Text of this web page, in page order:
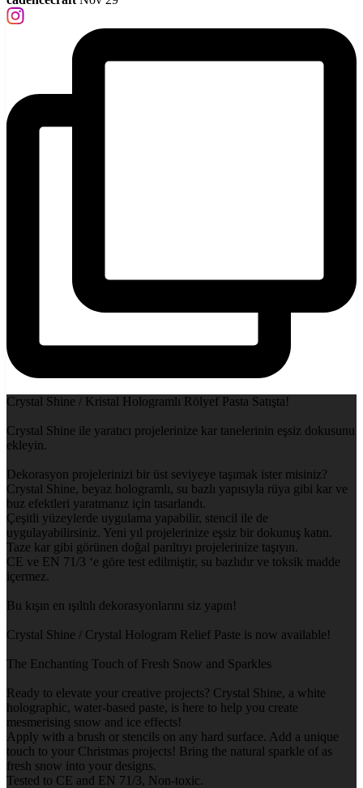
Crystal Shine / Kristal Hologramlı Rölyef Pasta Satışta!
Crystal Shine ile yaratıcı projelerinize kar tanelerinin eşsiz dokusunu
ekleyin.
Dekorasyon projelerinizi bir üst seviyeye taşımak ister misiniz?
Crystal Shine, beyaz hologramlı, su bazlı yapısıyla rüya gibi kar ve
buz efektleri yaratmanız için tasarlandı.
Çeşitli yüzeylerde uygulama yapabilir, stencil ile de
uygulayabilirsiniz. Yeni yıl projelerinize eşsiz bir dokunuş katın.
Taze kar gibi görünen doğal parıltıyı projelerinize taşıyın.
CE ve EN 71/3 ‘e göre test edilmiştir, su bazlıdır ve toksik madde
içermez.
Bu kışın en ışıltılı dekorasyonlarını siz yapın!
Crystal Shine / Crystal Hologram Relief Paste is now available!
The Enchanting Touch of Fresh Snow and Sparkles
Ready to elevate your creative projects? Crystal Shine, a white
holographic, water-based paste, is here to help you create
mesmerising snow and ice effects!
Apply with a brush or stencils on any hard surface. Add a unique
touch to your Christmas projects! Bring the natural sparkle of as
fresh snow into your designs.
Tested to CE and EN 71/3, Non-toxic.